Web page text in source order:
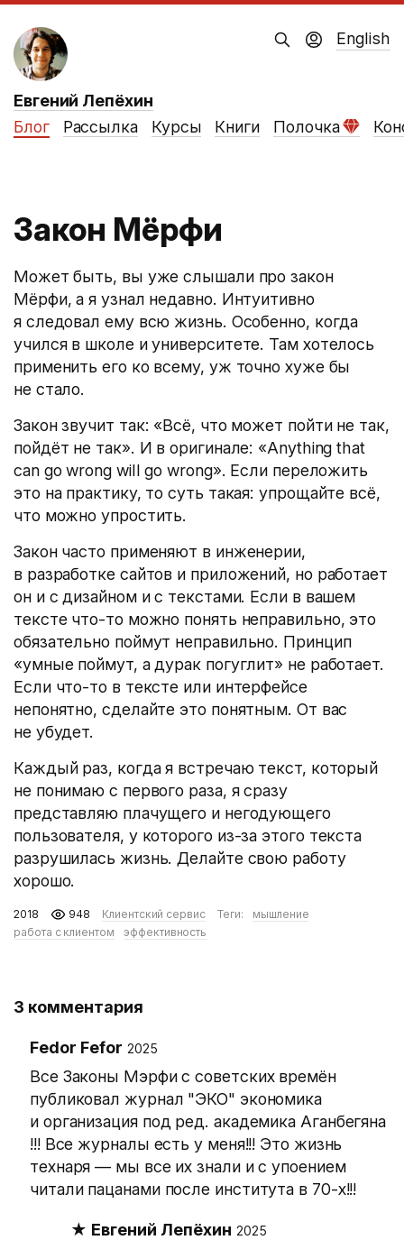
Евгений Лепёхин
Блог
Рассылка Курсы Книги Полочка
English
Закон Мёрфи
Может быть, вы уже слышали про закон
Мёрфи, а я узнал недавно. Интуитивно
я следовал ему всю жизнь. Особенно, когда
учился в школе и университете. Там хотелось
применить его ко всему, уж точно хуже бы
не стало.
Закон звучит так: «Всё, что может пойти не так,
пойдёт не так». И в оригинале: «Anything that
can go wrong will go wrong». Если переложить
это на практику, то суть такая: упрощайте всё,
что можно упростить.
Закон часто применяют в инженерии,
в разработке сайтов и приложений, но работает
он и с дизайном и с текстами. Если в вашем
тексте что-то можно понять неправильно, это
обязательно поймут неправильно. Принцип
«умные поймут, а дурак погуглит» не работает.
Если что-то в тексте или интерфейсе
непонятно, сделайте это понятным. От вас
не убудет.
Каждый раз, когда я встречаю текст, который
не понимаю с первого раза, я сразу
представляю плачущего и негодующего
пользователя, у которого из-за этого текста
разрушилась жизнь. Делайте свою работу
хорошо.
2018 948 Клиентский сервис Теги:
мышление
работа с клиентом
эффективность
3 комментария
Fedor Fefor 2025
Все Законы Мэрфи с советских времён
публиковал журнал "ЭКО" экономика
и организация под ред. академика Аганбегяна
!!! Все журналы есть у меня!!! Это жизнь
технаря — мы все их знали и с упоением
читали пацанами после института в 70-х!!!
Евгений Лепёхин 2025